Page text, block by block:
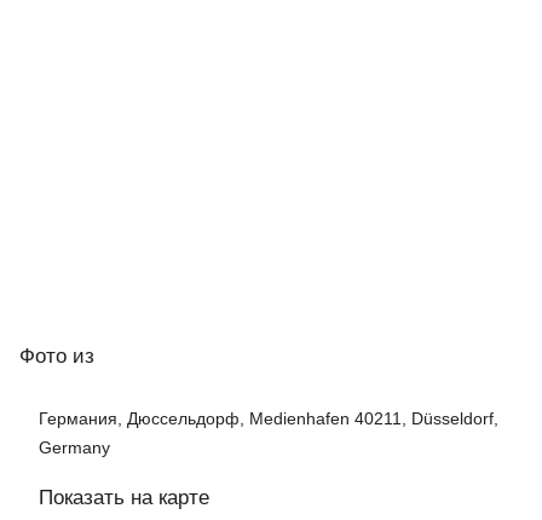
Фото из
Германия, Дюссельдорф, Medienhafen 40211, Düsseldorf,
Germany
Показать на карте